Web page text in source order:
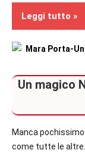
Leggi tutto
In
piano
Recensioni
Un magico
Manca
come tutte le altre.